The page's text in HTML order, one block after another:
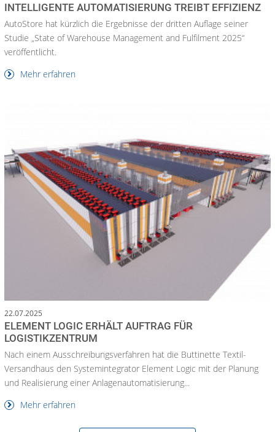
INTELLIGENTE AUTOMATISIERUNG TREIBT EFFIZIENZ
AutoStore hat kürzlich die Ergebnisse der dritten Auflage seiner
Studie „State of Warehouse Management and Fulfilment 2025“
veröffentlicht.
Mehr erfahren
22.07.2025
ELEMENT LOGIC ERHÄLT AUFTRAG FÜR
LOGISTIKZENTRUM
Nach einem Ausschreibungsverfahren hat die Buttinette Textil-
Versandhaus den Systemintegrator Element Logic mit der Planung
und Realisierung einer Anlagenautomatisierung...
Mehr erfahren